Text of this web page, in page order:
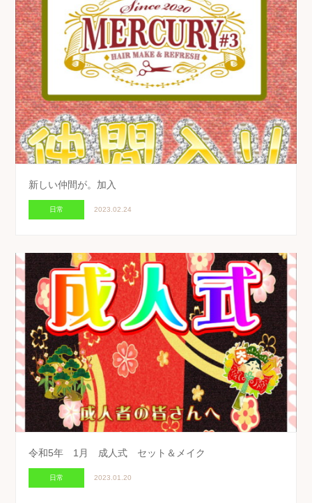
新しい仲間が。加入
日常 2023.02.24
令和5年 1月 成人式 セット＆メイク
日常 2023.01.20